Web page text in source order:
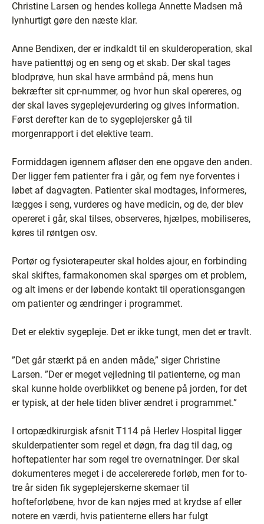
Christine Larsen og hendes kollega Annette Madsen må
lynhurtigt gøre den næste klar.
Anne Bendixen, der er indkaldt til en skulderoperation, skal
have patienttøj og en seng og et skab. Der skal tages
blodprøve, hun skal have armbånd på, mens hun
bekræfter sit cpr-nummer, og hvor hun skal opereres, og
der skal laves sygeplejevurdering og gives information.
Først derefter kan de to sygeplejersker gå til
morgenrapport i det elektive team.
Formiddagen igennem afløser den ene opgave den anden.
Der ligger fem patienter fra i går, og fem nye forventes i
løbet af dagvagten. Patienter skal modtages, informeres,
lægges i seng, vurderes og have medicin, og de, der blev
opereret i går, skal tilses, observeres, hjælpes, mobiliseres,
køres til røntgen osv.
Portør og fysioterapeuter skal holdes ajour, en forbinding
skal skiftes, farmakonomen skal spørges om et problem,
og alt imens er der løbende kontakt til operationsgangen
om patienter og ændringer i programmet.
Det er elektiv sygepleje. Det er ikke tungt, men det er travlt.
”Det går stærkt på en anden måde,” siger Christine
Larsen. ”Der er meget vejledning til patienterne, og man
skal kunne holde overblikket og benene på jorden, for det
er typisk, at der hele tiden bliver ændret i programmet.”
I ortopædkirurgisk afsnit T114 på Herlev Hospital ligger
skulderpatienter som regel et døgn, fra dag til dag, og
hoftepatienter har som regel tre overnatninger. Der skal
dokumenteres meget i de accelererede forløb, men for to-
tre år siden fik sygeplejerskerne skemaer til
hofteforløbene, hvor de kan nøjes med at krydse af eller
notere en værdi, hvis patienterne ellers har fulgt